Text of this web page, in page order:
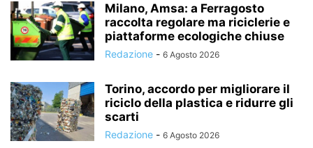
Milano, Amsa: a Ferragosto
raccolta regolare ma riciclerie e
piattaforme ecologiche chiuse
Redazione - 6 Agosto 2026
Torino, accordo per migliorare il
riciclo della plastica e ridurre gli
scarti
Redazione - 6 Agosto 2026